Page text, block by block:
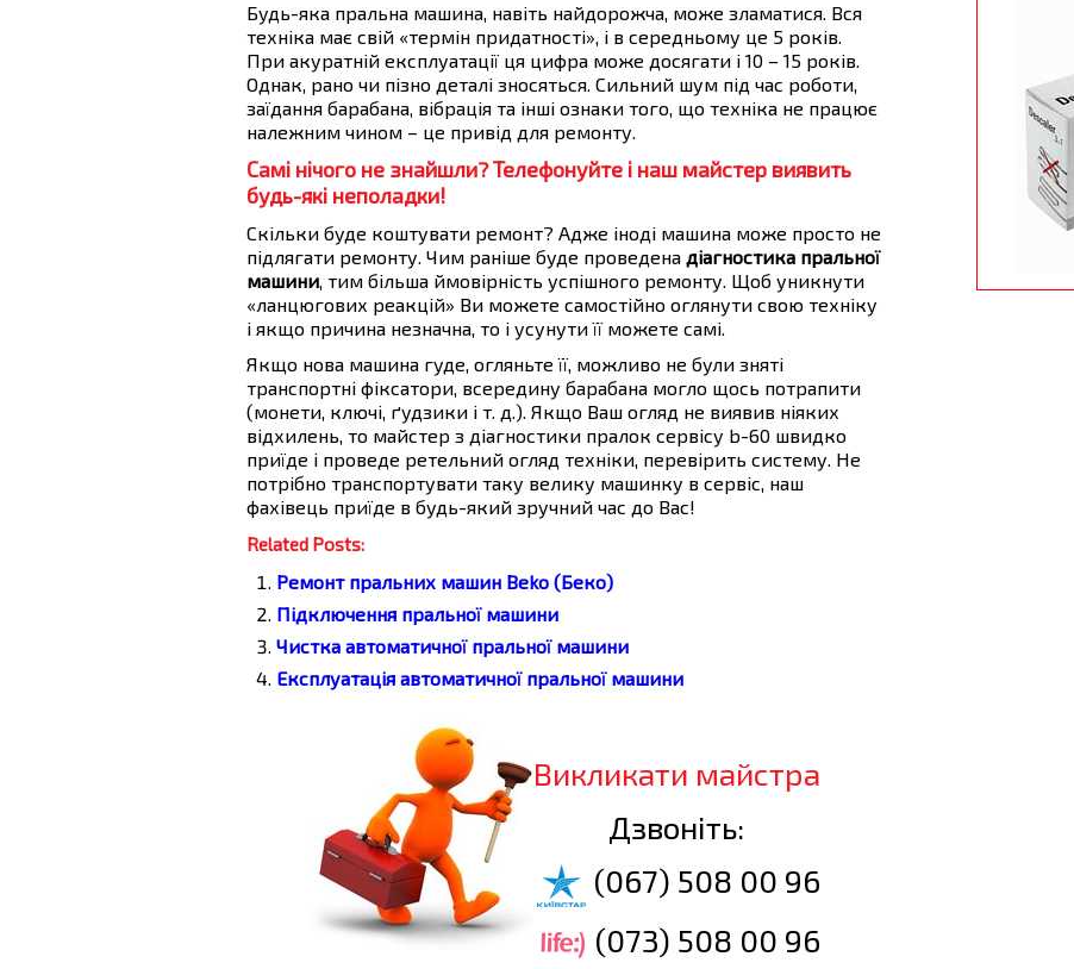
Будь-яка пральна машина, навіть найдорожча, може зламатися. Вся
техніка має свій «термін придатності», і в середньому це 5 років.
При акуратній експлуатації ця цифра може досягати і 10 – 15 років.
Однак, рано чи пізно деталі зносяться. Сильний шум під час роботи,
заїдання барабана, вібрація та інші ознаки того, що техніка не працює
належним чином – це привід для ремонту.
Самі нічого не знайшли? Телефонуйте і наш майстер виявить
будь-які неполадки!
Скільки буде коштувати ремонт? Адже іноді машина може просто не
підлягати ремонту. Чим раніше буде проведена діагностика пральної
машини, тим більша ймовірність успішного ремонту. Щоб уникнути
«ланцюгових реакцій» Ви можете самостійно оглянути свою техніку
і якщо причина незначна, то і усунути її можете самі.
Якщо нова машина гуде, огляньте її, можливо не були зняті
транспортні фіксатори, всередину барабана могло щось потрапити
(монети, ключі, ґудзики і т. д.). Якщо Ваш огляд не виявив ніяких
відхилень, то майстер з діагностики пралок сервісу b-60 швидко
приїде і проведе ретельний огляд техніки, перевірить систему. Не
потрібно транспортувати таку велику машинку в сервіс, наш
фахівець приїде в будь-який зручний час до Вас!
Related Posts:
Ремонт пральних машин Beko (Беко)
Підключення пральної машини
Чистка автоматичної пральної машини
Експлуатація автоматичної пральної машини
Викликати майстра
Дзвоніть:
(067) 508 00 96
(073) 508 00 96